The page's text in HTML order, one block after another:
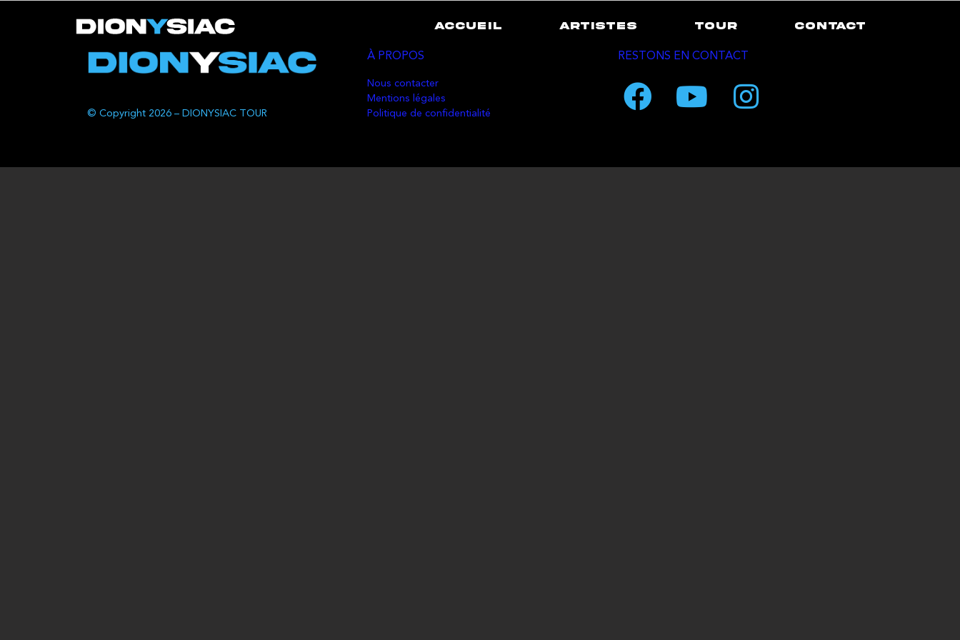
ACCUEIL ARTISTES TOUR CONTACT
© Copyright 2026 – DIONYSIAC TOUR
À PROPOS
Nous contacter
Mentions légales
Politique de confidentialité
RESTONS EN CONTACT